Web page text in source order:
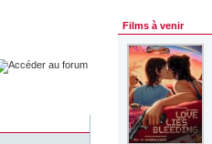
Films à venir